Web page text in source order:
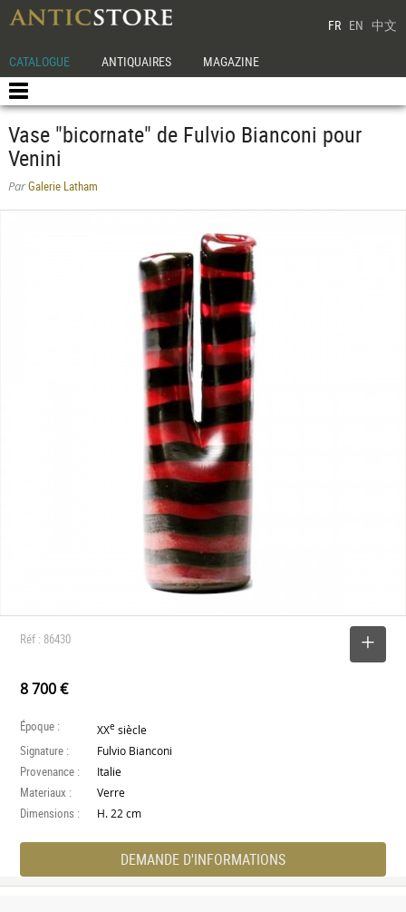
FR EN 中文
CATALOGUE ANTIQUAIRES MAGAZINE
Vase "bicornate" de Fulvio Bianconi pour
Venini
ParGalerie Latham
Réf : 86430
8 700 €
Époque : XXe siècle
Signature : Fulvio Bianconi
Provenance : Italie
Materiaux : Verre
Dimensions : H. 22 cm
DEMANDE D'INFORMATIONS